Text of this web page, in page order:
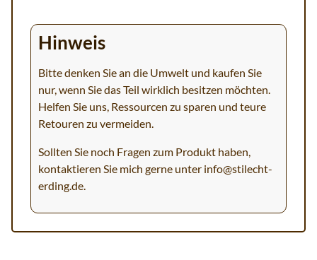
Hinweis
Bitte denken Sie an die Umwelt und kaufen Sie
nur, wenn Sie das Teil wirklich besitzen möchten.
Helfen Sie uns, Ressourcen zu sparen und teure
Retouren zu vermeiden.
Sollten Sie noch Fragen zum Produkt haben,
kontaktieren Sie mich gerne unter info@stilecht-
erding.de.